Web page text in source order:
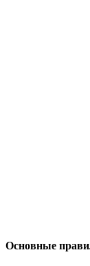
Основные